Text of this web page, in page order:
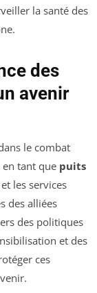
la santé des
des
avenir
le combat
tant que puits
les services
des alliées
des politiques
et des
ces